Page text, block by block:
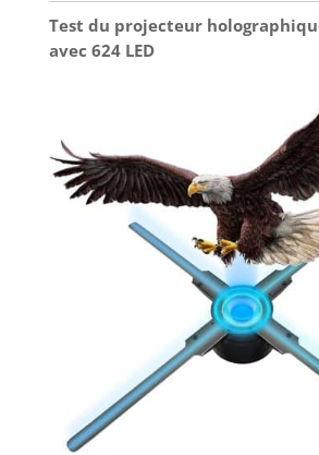
Test du projecteur
avec 624 LED